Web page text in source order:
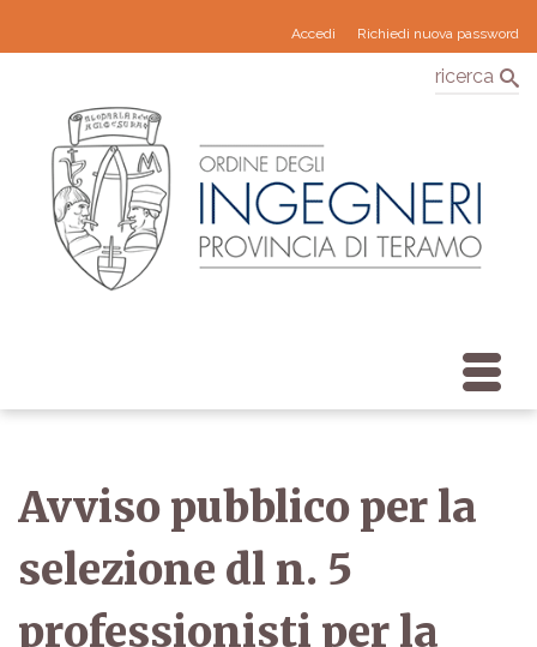
Accedi Richiedi nuova password
ricerca
Avviso pubblico per la
selezione dl n. 5
professionisti per la